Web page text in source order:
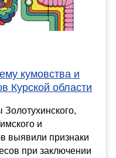
кумовства и
Курской области
Золотухинского,
и
выявили признаки
при заключении